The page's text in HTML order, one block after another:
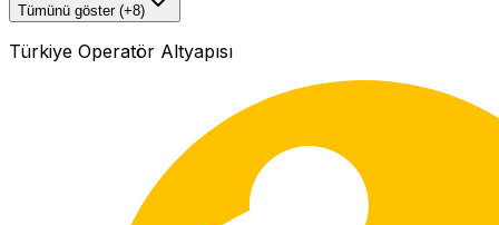
Tümünü göster (+8)
Türkiye Operatör Altyapısı